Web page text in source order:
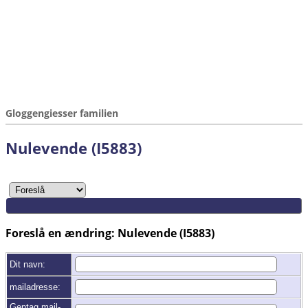
Gloggengiesser familien
Nulevende (I5883)
Foreslå en ændring: Nulevende (I5883)
Dit navn:
mailadresse: